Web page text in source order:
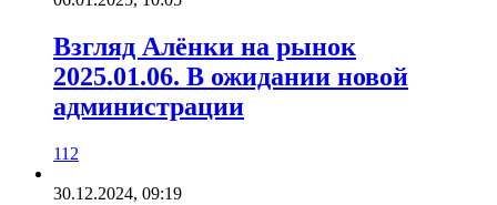
Взгляд Алёнки на рынок
2025.01.06. В ожидании новой
администрации
112
30.12.2024, 09:19